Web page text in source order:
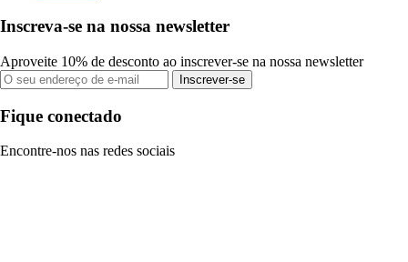
Inscreva-se na nossa newsletter
Aproveite 10% de desconto ao inscrever-se na nossa newsletter
Inscrever-se
Fique conectado
Encontre-nos nas redes sociais